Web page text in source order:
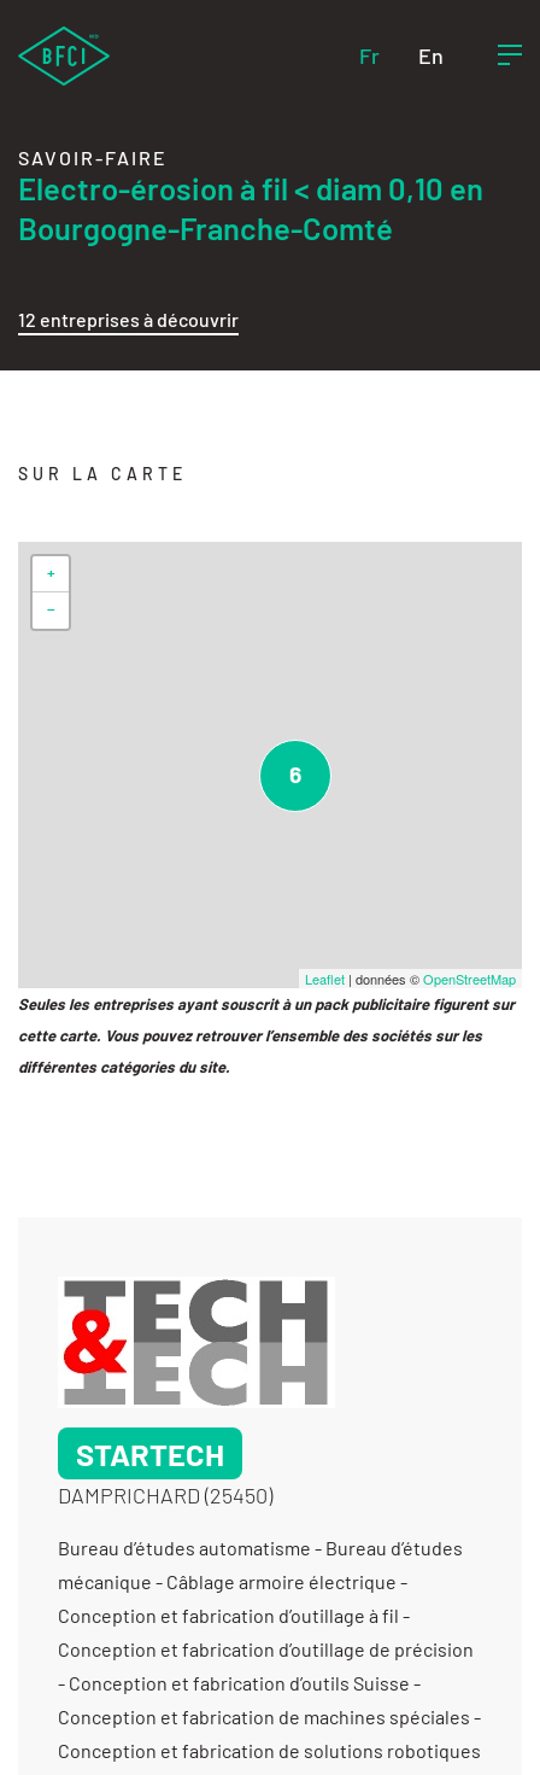
Fr En
SAVOIR-FAIRE
Electro-érosion à fil < diam 0,10 en
Bourgogne-Franche-Comté
12 entreprises à découvrir
SUR LA CARTE
6
+
−
Leaflet | données ©OpenStreetMap
Seules les entreprises ayant souscrit à un pack publicitaire figurent sur
cette carte. Vous pouvez retrouver l’ensemble des sociétés sur les
différentes catégories du site.
STARTECH
DAMPRICHARD (25450)
Bureau d’études automatisme - Bureau d’études
mécanique - Câblage armoire électrique -
Conception et fabrication d’outillage à fil -
Conception et fabrication d’outillage de précision
- Conception et fabrication d’outils Suisse -
Conception et fabrication de machines spéciales -
Conception et fabrication de solutions robotiques